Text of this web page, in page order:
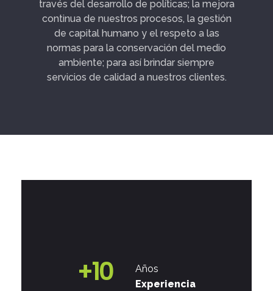
través del desarrollo de políticas; la mejora
continua de nuestros procesos, la gestión
de capital humano y el respeto a las
normas para la conservación del medio
ambiente; para así brindar siempre
servicios de calidad a nuestros clientes.
+10
Años
Experiencia